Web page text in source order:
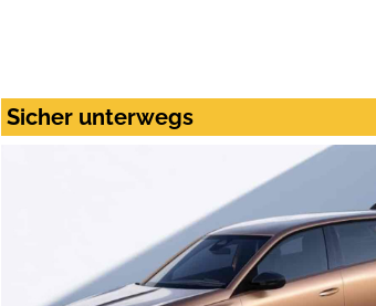
Sicher unterwegs